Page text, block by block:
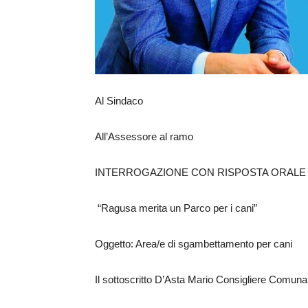
Al Sindaco
All’Assessore al ramo
INTERROGAZIONE CON RISPOSTA ORALE
“Ragusa merita un Parco per i cani”
Oggetto: Area/e di sgambettamento per cani
Il sottoscritto D’Asta Mario Consigliere